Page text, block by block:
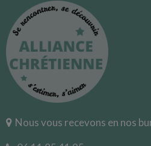
Nous vous recevons en nos